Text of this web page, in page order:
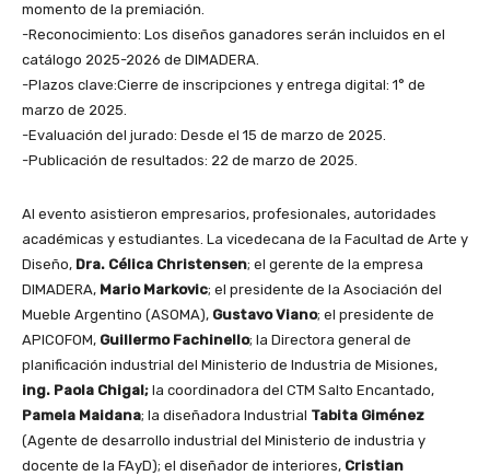
momento de la premiación.
-Reconocimiento: Los diseños ganadores serán incluidos en el
catálogo 2025-2026 de DIMADERA.
-Plazos clave:Cierre de inscripciones y entrega digital: 1° de
marzo de 2025.
-Evaluación del jurado: Desde el 15 de marzo de 2025.
-Publicación de resultados: 22 de marzo de 2025.
Al evento asistieron empresarios, profesionales, autoridades
académicas y estudiantes. La vicedecana de la Facultad de Arte y
Diseño, Dra. Célica Christensen; el gerente de la empresa
DIMADERA, Mario Markovic; el presidente de la Asociación del
Mueble Argentino (ASOMA), Gustavo Viano; el presidente de
APICOFOM, Guillermo Fachinello; la Directora general de
planificación industrial del Ministerio de Industria de Misiones,
ing. Paola Chigal; la coordinadora del CTM Salto Encantado,
Pamela Maidana; la diseñadora Industrial Tabita Giménez
(Agente de desarrollo industrial del Ministerio de industria y
docente de la FAyD); el diseñador de interiores, Cristian